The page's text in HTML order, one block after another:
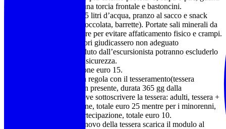
e cappello, Obbligatoria una torcia frontale e bastoncini.
Raccomandato almeno 1,5 litri d’acqua, pranzo al sacco e snack
energetici (frutta secca, cioccolata, barrette). Portate sali minerali da
sciogliere in acqua da usare per evitare affaticamento fisico e crampi.
Qualora gli accompagnatori giudicassero non adeguato
l’equipaggiamento posseduto dall’escursionista potranno escluderlo
dall’attività per ragioni di sicurezza.
Contributo di partecipazione euro 15.
Evento riservato ai soci in regola con il tesseramento(tessera
Federtrek euro 15 ove non presente, durata 365 gg dalla
sottoscrizione). Per chi deve sottoscrivere la tessera: adulti, tessera +
contributo di partecipazione, totale euro 25 mentre per i minorenni,
tessera + contributo di partecipazione, totale euro 10.
Per la sottoscrizione o rinnovo della tessera scarica il modulo al